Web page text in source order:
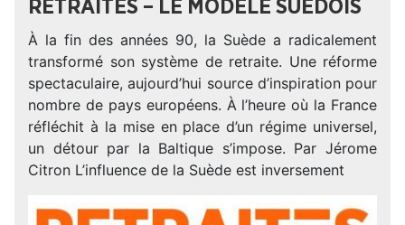
RETRAITES – LE MODÈLE SUÉDOIS
À la fin des années 90, la Suède a radicalement
transformé son système de retraite. Une réforme
spectaculaire, aujourd’hui source d’inspiration pour
nombre de pays européens. À l’heure où la France
réfléchit à la mise en place d’un régime universel,
un détour par la Baltique s’impose. Par Jérome
Citron L’influence de la Suède est inversement